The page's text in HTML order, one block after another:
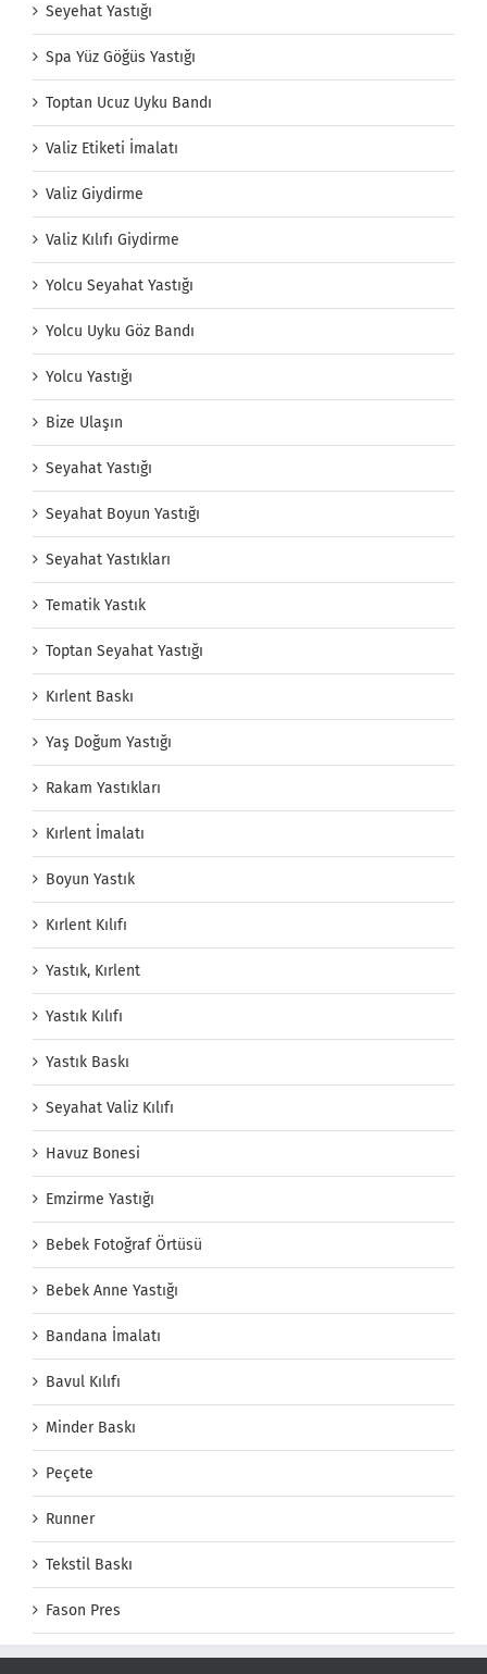
Seyehat Yastığı
Spa Yüz Göğüs Yastığı
Toptan Ucuz Uyku Bandı
Valiz Etiketi İmalatı
Valiz Giydirme
Valiz Kılıfı Giydirme
Yolcu Seyahat Yastığı
Yolcu Uyku Göz Bandı
Yolcu Yastığı
Bize Ulaşın
Seyahat Yastığı
Seyahat Boyun Yastığı
Seyahat Yastıkları
Tematik Yastık
Toptan Seyahat Yastığı
Kırlent Baskı
Yaş Doğum Yastığı
Rakam Yastıkları
Kırlent İmalatı
Boyun Yastık
Kırlent Kılıfı
Yastık, Kırlent
Yastık Kılıfı
Yastık Baskı
Seyahat Valiz Kılıfı
Havuz Bonesi
Emzirme Yastığı
Bebek Fotoğraf Örtüsü
Bebek Anne Yastığı
Bandana İmalatı
Bavul Kılıfı
Minder Baskı
Peçete
Runner
Tekstil Baskı
Fason Pres